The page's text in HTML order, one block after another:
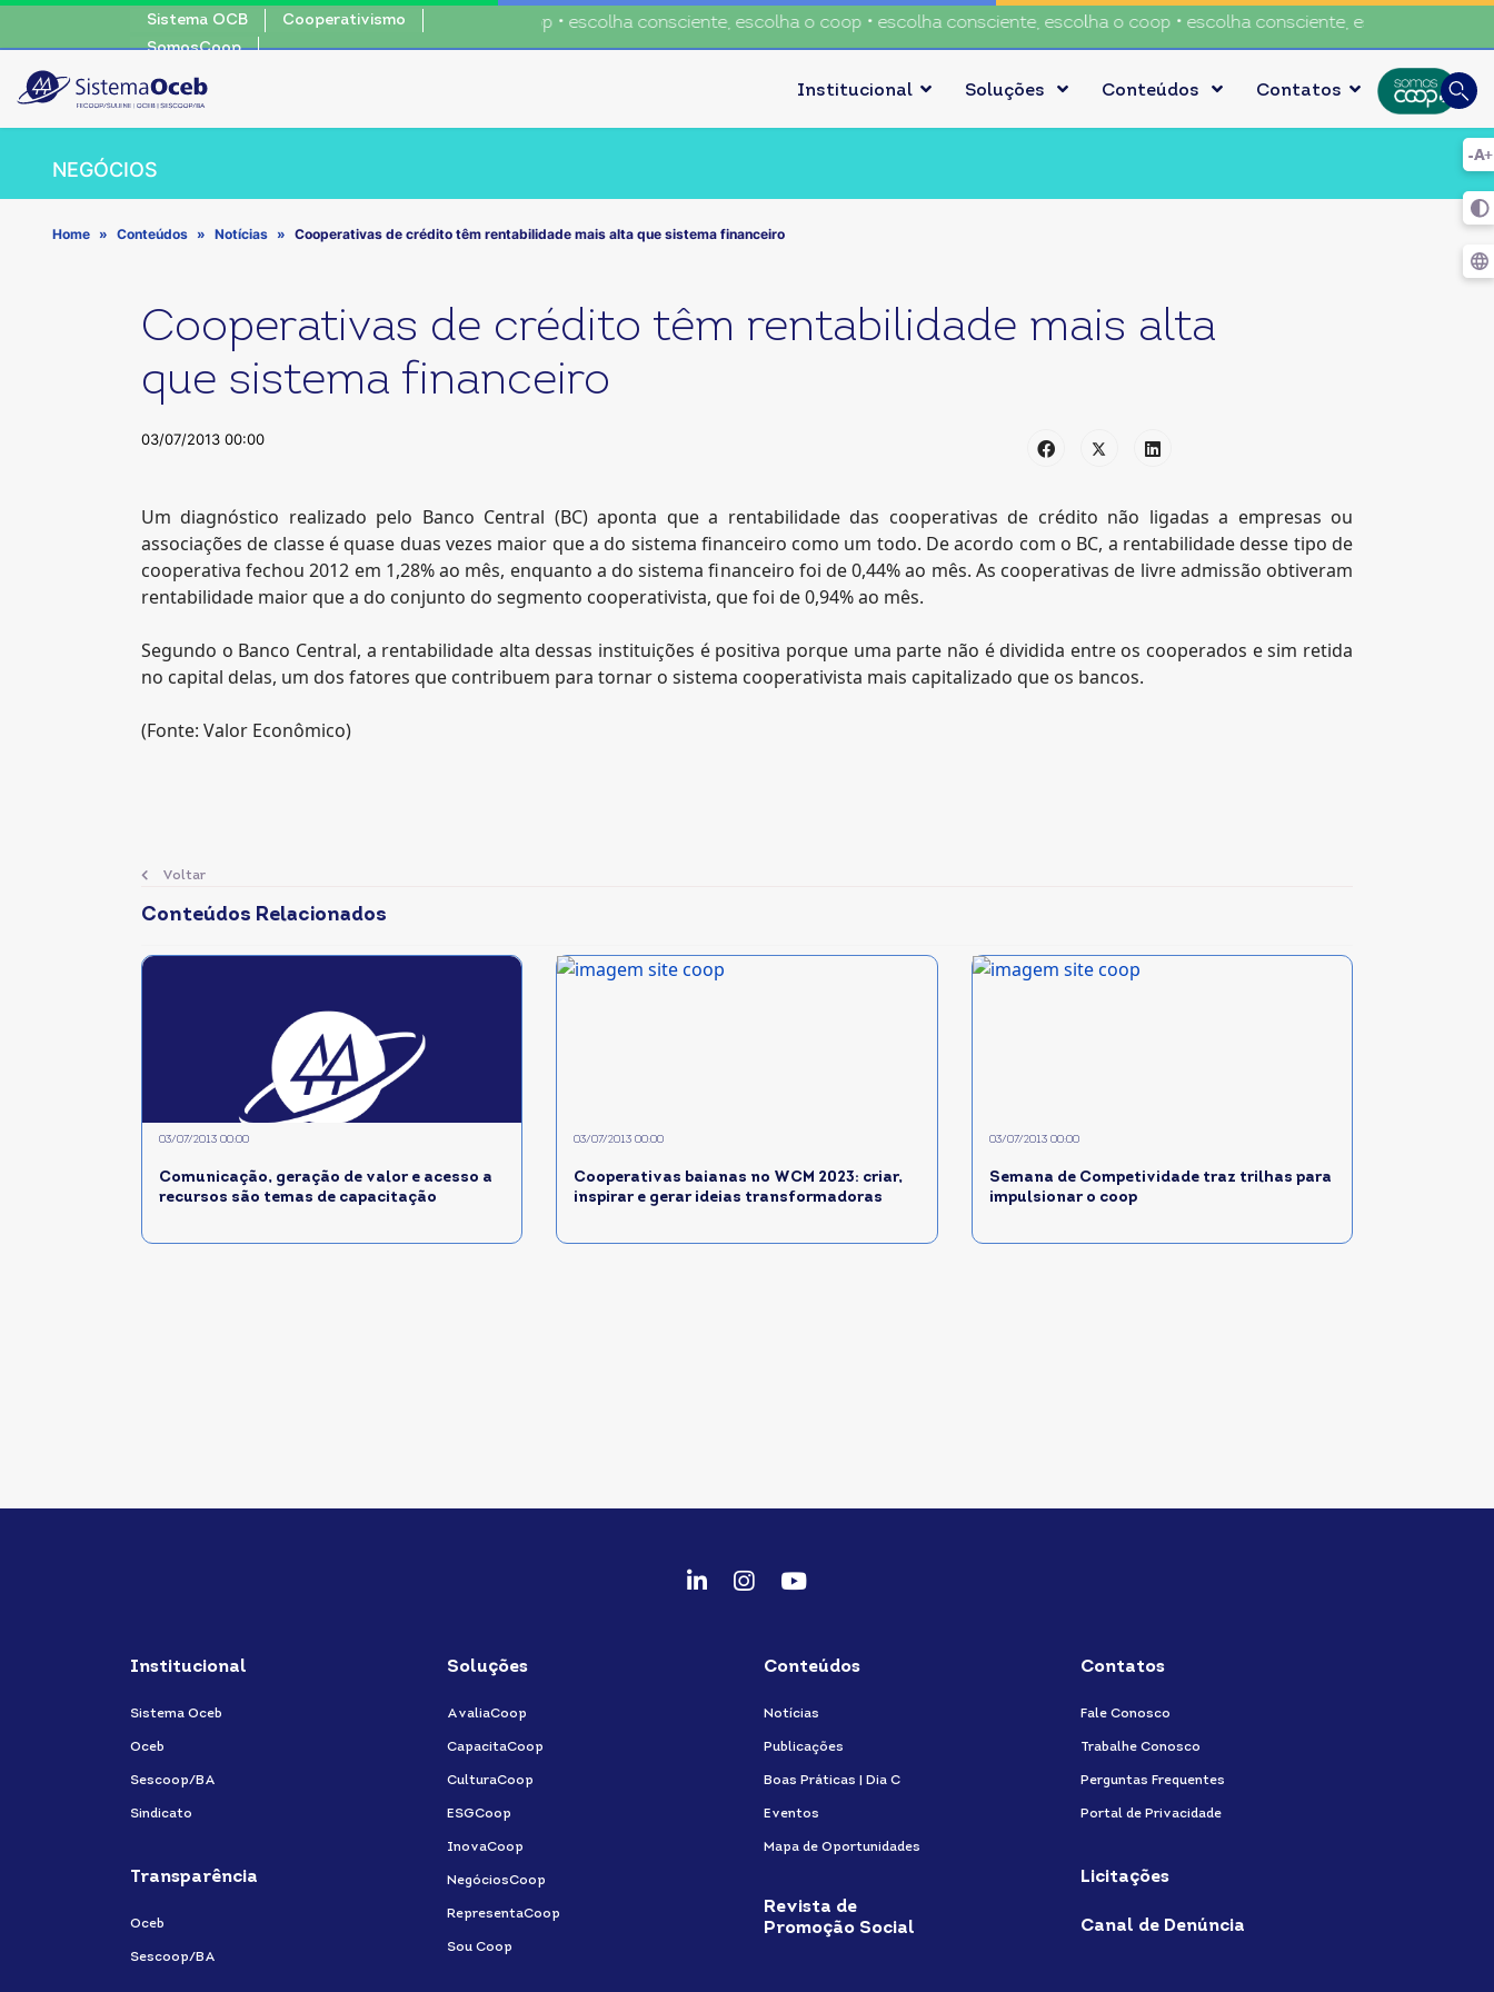
Sistema OCB
Cooperativismo
SomosCoop
escolha o coop • escolha consciente, escolha o coop • escolha consciente, escolha o coop • escolha consciente, escolha o coop • escolha consciente, escolha o coop •
Busca
Institucional Soluções Conteúdos Contatos
NEGÓCIOS
Home Conteúdos Notícias Cooperativas de crédito têm rentabilidade mais alta que sistema financeiro
Cooperativas de crédito têm rentabilidade mais alta
que sistema financeiro
03/07/2013 00:00
Um diagnóstico realizado pelo Banco Central (BC) aponta que a rentabilidade das cooperativas de crédito não ligadas a empresas ou
associações de classe é quase duas vezes maior que a do sistema financeiro como um todo. De acordo com o BC, a rentabilidade desse tipo de
cooperativa fechou 2012 em 1,28% ao mês, enquanto a do sistema financeiro foi de 0,44% ao mês. As cooperativas de livre admissão obtiveram
rentabilidade maior que a do conjunto do segmento cooperativista, que foi de 0,94% ao mês.
Segundo o Banco Central, a rentabilidade alta dessas instituições é positiva porque uma parte não é dividida entre os cooperados e sim retida
no capital delas, um dos fatores que contribuem para tornar o sistema cooperativista mais capitalizado que os bancos.
(Fonte: Valor Econômico)
Voltar
Conteúdos Relacionados
Comunicação, geração de valor e acesso a
recursos são temas de capacitação
03/07/2013 00:00
Cooperativas baianas no WCM 2023: criar,
inspirar e gerar ideias transformadoras
03/07/2013 00:00
Semana de Competividade traz trilhas para
impulsionar o coop
03/07/2013 00:00
fab fab fab
Institucional
Sistema Oceb
Oceb
Sescoop/BA
Sindicato
Transparência
Oceb
Sescoop/BA
Soluções
AvaliaCoop
CapacitaCoop
CulturaCoop
ESGCoop
InovaCoop
NegóciosCoop
RepresentaCoop
Sou Coop
Conteúdos
Notícias
Publicações
Boas Práticas | Dia C
Eventos
Mapa de Oportunidades
Revista de
Promoção Social
Contatos
Fale Conosco
Trabalhe Conosco
Perguntas Frequentes
Portal de Privacidade
Licitações
Canal de Denúncia